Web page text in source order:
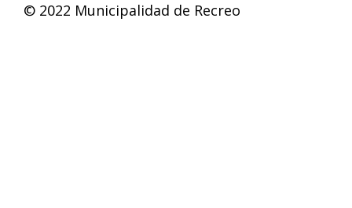
© 2022 Municipalidad de Recreo